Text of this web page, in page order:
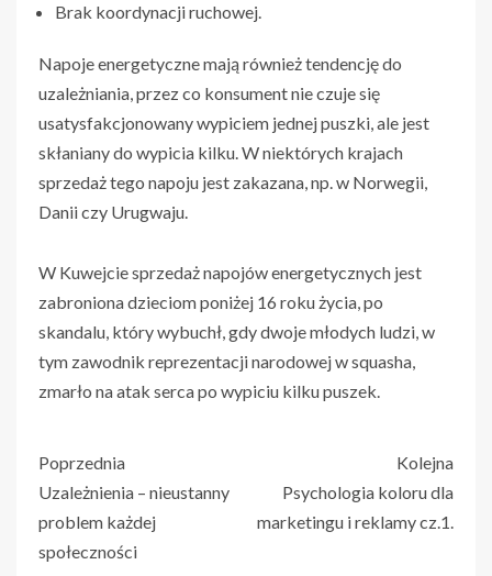
Brak koordynacji ruchowej.
Napoje energetyczne mają również tendencję do
uzależniania, przez co konsument nie czuje się
usatysfakcjonowany wypiciem jednej puszki, ale jest
skłaniany do wypicia kilku. W niektórych krajach
sprzedaż tego napoju jest zakazana, np. w Norwegii,
Danii czy Urugwaju.
W Kuwejcie sprzedaż napojów energetycznych jest
zabroniona dzieciom poniżej 16 roku życia, po
skandalu, który wybuchł, gdy dwoje młodych ludzi, w
tym zawodnik reprezentacji narodowej w squasha,
zmarło na atak serca po wypiciu kilku puszek.
Poprzednia
Uzależnienia – nieustanny
problem każdej
społeczności
Kolejna
Psychologia koloru dla
marketingu i reklamy cz.1.